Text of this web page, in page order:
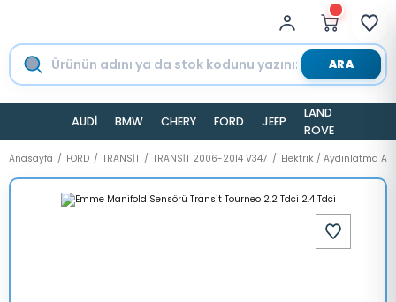
ARA
AUDİ BMW CHERY FORD JEEP
LAND
ROVER
Anasayfa FORD TRANSİT TRANSİT 2006-2014 V347 Elektrik / Aydınlatma